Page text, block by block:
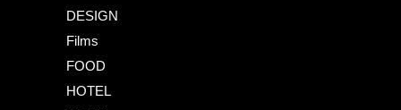
DESIGN
Films
FOOD
HOTEL